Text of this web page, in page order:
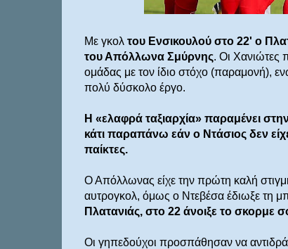
Με γκολ του Ενσικουλού στο 22' ο
του Απόλλωνα Σμύρνης. Οι Χανιώτες
ομάδας με τον ίδιο στόχο (παραμονή),
πολύ δύσκολο έργο.
Η «ελαφρά ταξιαρχία» παραμένει
κάτι παραπάνω εάν ο Ντάσιος δεν
παίκτες.
Ο Απόλλωνας είχε την πρώτη καλή
αυτρογκολ, όμως ο Ντεβέσα έδιωξε τη
Πλατανιάς, στο 22 άνοιξε το σκορμε
Οι γηπεδούχοι προσπάθησαν να